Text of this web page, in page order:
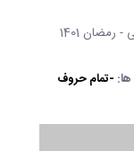
1401
ها: -تمام حروف